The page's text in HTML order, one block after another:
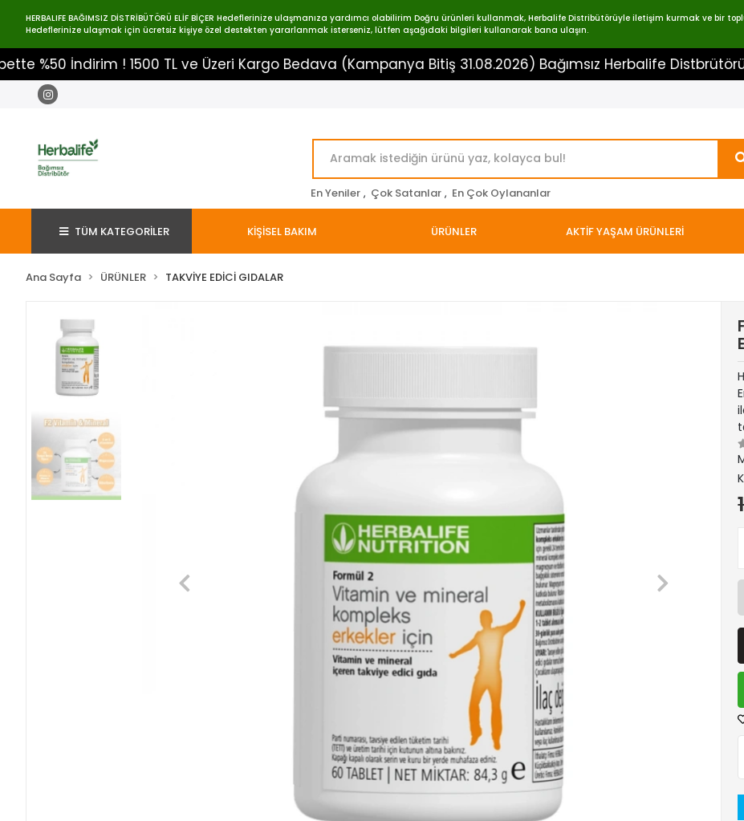
HERBALIFE BAĞIMSIZ DİSTRİBÜTÖRÜ ELİF BİÇER Hedeflerinize ulaşmanıza yardımcı olabilirim Doğru ürünleri kullanmak, Herbalife Distribütörüyle iletişim kurmak ve
Hedeflerinize ulaşmak için ücretsiz kişiye özel destekten yararlanmak isterseniz, lütfen aşağıdaki bilgileri kullanarak bana ulaşın.
İndirim ! 1500 TL ve Üzeri Kargo Bedava (Kampanya Bitiş 31.08.2026) Bağımsız Herbalife Distbrütörü
En Yeniler , Çok Satanlar , En Çok Oylananlar
TÜM KATEGORİLER KİŞİSEL BAKIM ÜRÜNLER AKTİF YAŞAM ÜRÜNLERİ
Ana Sayfa ÜRÜNLER TAKVİYE EDİCİ GIDALAR